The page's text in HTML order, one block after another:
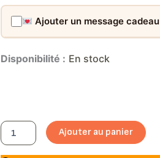
Ajouter un message cadeau
Disponibilité : En stock
quantité
-
Blondépil
Homme
Ajouter au panier